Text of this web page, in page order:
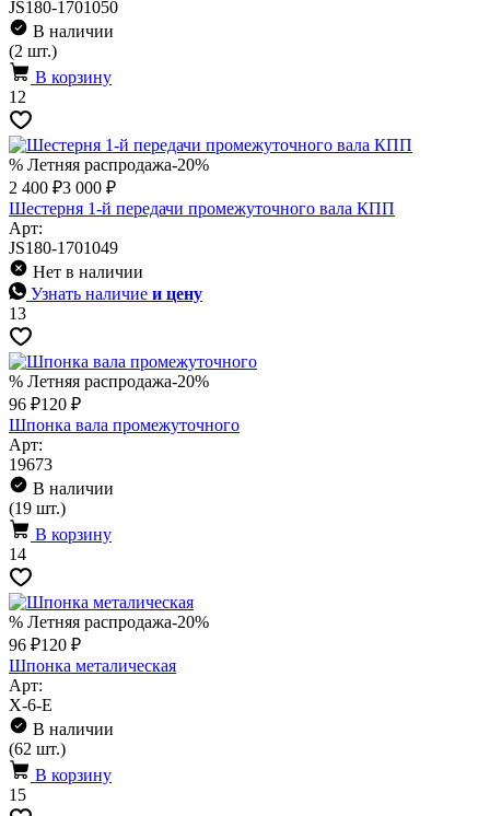
JS180-1701050
В наличии
(2 шт.)
В корзину
12
% Летняя распродажа-20%
2 400 ₽3 000 ₽
Шестерня 1-й передачи промежуточного вала КПП
Арт:
JS180-1701049
Нет в наличии
Узнать наличие и цену
13
% Летняя распродажа-20%
96 ₽120 ₽
Шпонка вала промежуточного
Арт:
19673
В наличии
(19 шт.)
В корзину
14
% Летняя распродажа-20%
96 ₽120 ₽
Шпонка металическая
Арт:
X-6-E
В наличии
(62 шт.)
В корзину
15